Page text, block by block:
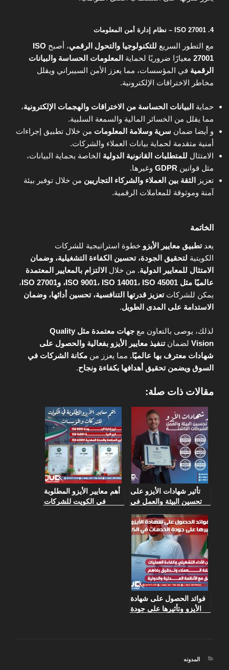
4. ISO 27001 – نظام إدارة أمن المعلومات
مع التطور السريع للتكنولوجيا والتحول الرقمي، أصبح ISO
27001 معيارًا ضروريًا لحماية المعلومات الحساسة والبيانات
الرقمية في المؤسسات، مما يعزز الأمن السيبراني ويقلل
مخاطر الاختراقات الإلكترونية.
حماية البيانات الحساسة من الاختراقات والهجمات الإلكترونية،
مما يقلل من الخسائر المالية والسمعة السلبية.
و أيضا ضمان سرية وسلامة المعلومات من خلال تطبيق إجراءات
أمنية متقدمة لحماية بيانات العملاء والشركات.
الامتثال للمتطلبات القانونية الدولية الخاصة بحماية البيانات،
مثل قوانين GDPR وغيرها.
تعزيز
الثقة بين العملاء والشركاء التجاريين من خلال توفير بيئة
آمنة وموثوقة للمعاملات الرقمية.
الخاتمة
يعدتطبيق معايير الأيزو خطوة استراتيجية للشركات
الكويتية لتحقيق الجودة، تحسين الكفاءة التشغيلية، وضمان
الامتثال للمعايير الدولية. من خلال الالتزام بالمعايير المعتمدة
عالميًا مثل ISO 9001، ISO 14001، ISO 45001، وISO 27001
،
يمكن للشركاتتعزيز قدرتها التنافسية، تحسين أدائها، وضمان
الاستدامة على المدى الطويل.
لذلك، يوصى بالتعاون مع
جهات معتمدة مثل Quality
Vision لضمانتنفيذ معايير الأيزو بفعالية والحصول على
شهادات معترف بها عالميًا. مما يعزز من مكانة الشركات في
السوق ويضمن تحقيق أهدافها بكفاءة ونجاح.
مقالات ذات صلة:
تأثير شهادات الأيزو على
تحسين البيئة والعمل في
أهم معايير الأيزو المطلوبة
في الكويت للشركات
فوائد الحصول على شهادة
الأيزو وتأثيرها على جودة
التصنيفات
المدونه